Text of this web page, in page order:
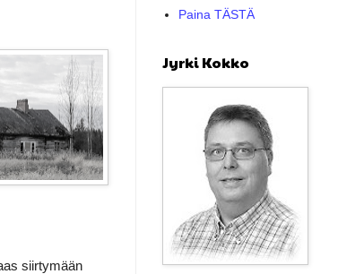
siirtymään
Paina TÄSTÄ
Jyrki Kokko